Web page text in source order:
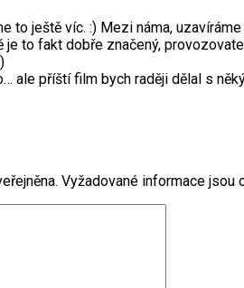
to ještě víc. :) Mezi náma,
to fakt dobře značený,
ale příští film bych raději dělal s
Vyžadované informace jsou